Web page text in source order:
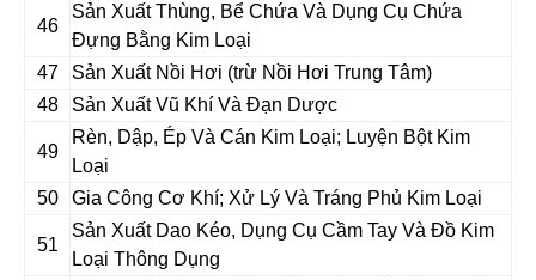
46
Sản Xuất Thùng, Bể Chứa Và Dụng Cụ Chứa
Đựng Bằng Kim Loại
47
Sản Xuất Nồi Hơi (trừ Nồi Hơi Trung Tâm)
48
Sản Xuất Vũ Khí Và Đạn Dược
49
Rèn, Dập, Ép Và Cán Kim Loại; Luyện Bột Kim
Loại
50
Gia Công Cơ Khí; Xử Lý Và Tráng Phủ Kim Loại
51
Sản Xuất Dao Kéo, Dụng Cụ Cầm Tay Và Đồ Kim
Loại Thông Dụng